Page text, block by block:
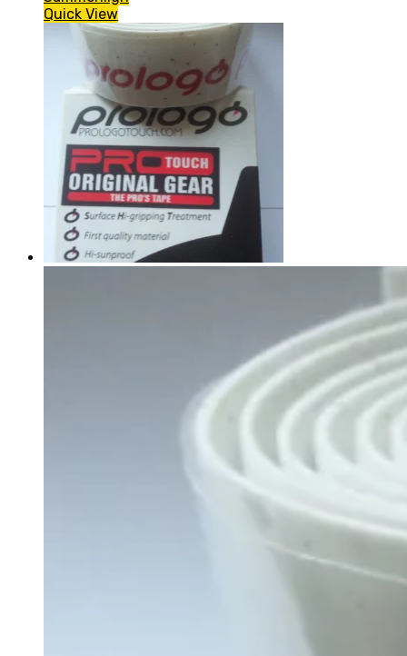
Quick View